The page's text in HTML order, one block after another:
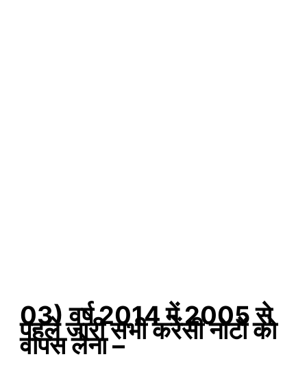
03) वर्ष 2014 में 2005 से
पहले जारी सभी करेंसी नोटों को
वापस लेना –